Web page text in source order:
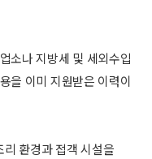
소나 지방세 및 세외수입
을 이미 지원받은 이력이
환경과 접객 시설을